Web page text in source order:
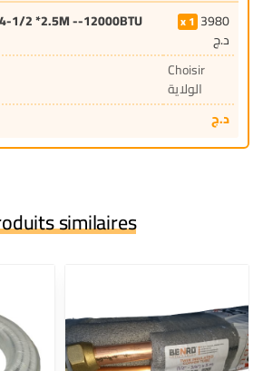
4-1/2 *2.5M --12000BTU
1 3980
د.ج
Choisir
الولاية
د.ج
similaires